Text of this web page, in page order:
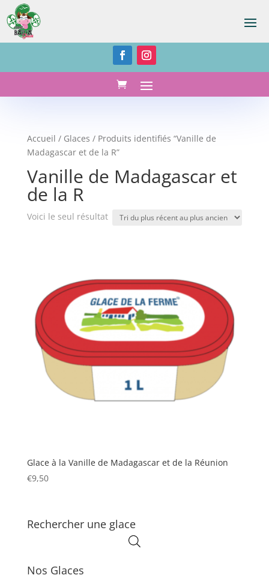
Accueil / Glaces / Produits identifiés “Vanille de
Madagascar et de la R”
Vanille de Madagascar et
de la R
Voici le seul résultat
Glace à la Vanille de Madagascar et de la Réunion
€9,50
Rechercher une glace
Nos Glaces